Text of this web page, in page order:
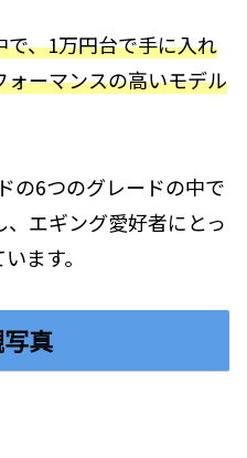
、1万円台で手に入れ
ーマンスの高いモデル
の6つのグレードの中で
エギング愛好者にとっ
ます。
真